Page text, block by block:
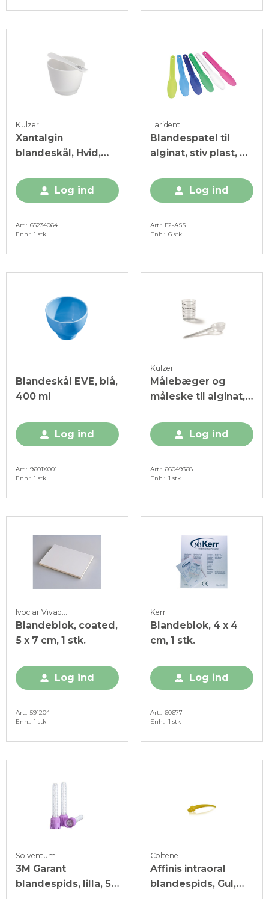
Kulzer
Xantalgin
blandeskål, Hvid,
Log ind
Art. 65234064
Enh. 1 stk
Larident
Blandespatel til
alginat, stiv plast, 6
Log ind
Art.
F2-ASS
Enh. 6 stk
Blandeskål EVE, blå,
400 ml
Log ind
Art.
9601X001
Enh.
1 stk
Kulzer
Målebæger og
måleske til alginat,
Log ind
Art.
66049368
Enh.
1 stk
Blandeblok, coated,
5 x 7 cm, 1 stk.
Log ind
Art. 591204
Enh. 1 stk
Kerr
Blandeblok, 4 x 4
cm, 1 stk.
Log ind
Art. 60677
Enh. 1 stk
Solventum
3M Garant
blandespids, lilla, 50
Coltene
Affinis intraoral
blandespids, Gul,